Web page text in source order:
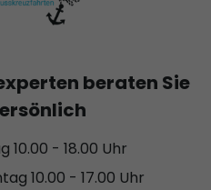
beraten Sie
10.00 - 18.00 Uhr
10.00 - 17.00 Uhr